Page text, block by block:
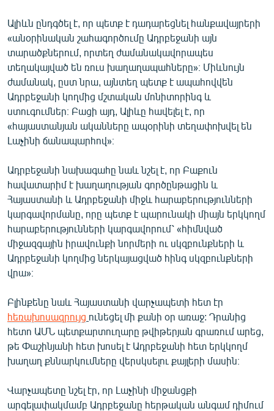
Ալիևն ընդգծել է, որ պետք է դադարեցնել հանքավայրերի
«անօրինական շահագործումը Ադրբեջանի այն
տարածքներում, որտեղ ժամանակավորապես
տեղակայված են ռուս խաղաղապահները»։ Միևնույն
ժամանակ, ըստ նրա, այնտեղ պետք է ապահովվեն
Ադրբեջանի կողմից մշտական մոնիտորինգ և
ստուգումներ։ Բացի այդ, Ալիևը հավելել է, որ
«հայաստանյան ականները ապօրինի տեղափոխվել են
Լաչինի ճանապարհով»։
Ադրբեջանի նախագահը նաև նշել է, որ Բաքուն
հավատարիմ է խաղաղության գործընթացին և
Հայաստանի և Ադրբեջանի միջև հարաբերությունների
կարգավորմանը, որը պետք է պարունակի միայն երկկողմ
հարաբերությունների կարգավորում՝ «հիմնված
միջազգային իրավունքի նորմերի ու սկզբունքների և
Ադրբեջանի կողմից ներկայացված հինգ սկզբունքների
վրա»։
Բլինքենը նաև Հայաստանի վարչապետի հետ էր
հեռախոսազրույց ունեցել մի քանի օր առաջ: Դրանից
հետո ԱՄՆ պետքարտուղարը թվիթերյան գրառում արեց,
թե Փաշինյանի հետ խոսել է Ադրբեջանի հետ երկկողմ
խաղաղ քննարկումները վերսկսելու քայլերի մասին։
Վարչապետը նշել էր, որ Լաչինի միջանցքի
արգելափակմամբ Ադրբեջանը հերթական անգամ դիմում